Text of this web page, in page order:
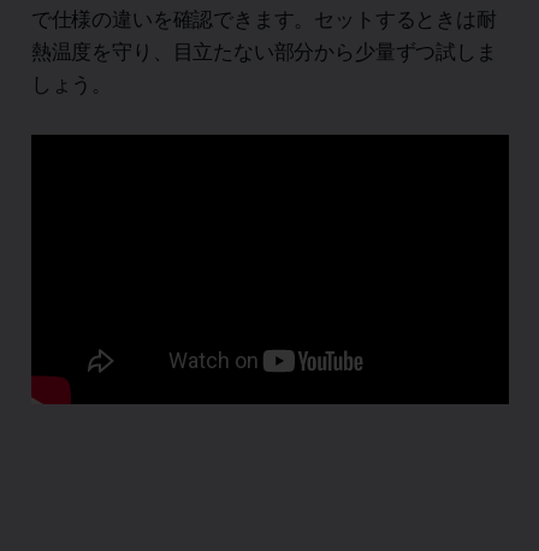
で仕様の違いを確認できます。セットするときは耐
熱温度を守り、目立たない部分から少量ずつ試しま
しょう。